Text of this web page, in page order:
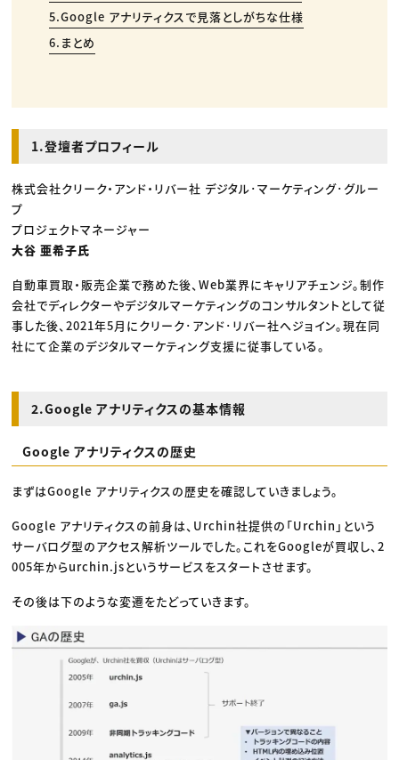
5.Google アナリティクスで見落としがちな仕様
6.まとめ
1.登壇者プロフィール
株式会社クリーク・アンド・リバー社 デジタル･マーケティング･グルー
プ
プロジェクトマネージャー
大谷 亜希子氏
自動車買取・販売企業で務めた後、Web業界にキャリアチェンジ。制作
会社でディレクターやデジタルマーケティングのコンサルタントとして従
事した後、2021年5月にクリーク･アンド･リバー社へジョイン。現在同
社にて企業のデジタルマーケティング支援に従事している。
2.Google アナリティクスの基本情報
Google アナリティクスの歴史
まずはGoogle アナリティクスの歴史を確認していきましょう。
Google アナリティクスの前身は、Urchin社提供の「Urchin」という
サーバログ型のアクセス解析ツールでした。これをGoogleが買収し、2
005年からurchin.jsというサービスをスタートさせます。
その後は下のような変遷をたどっていきます。